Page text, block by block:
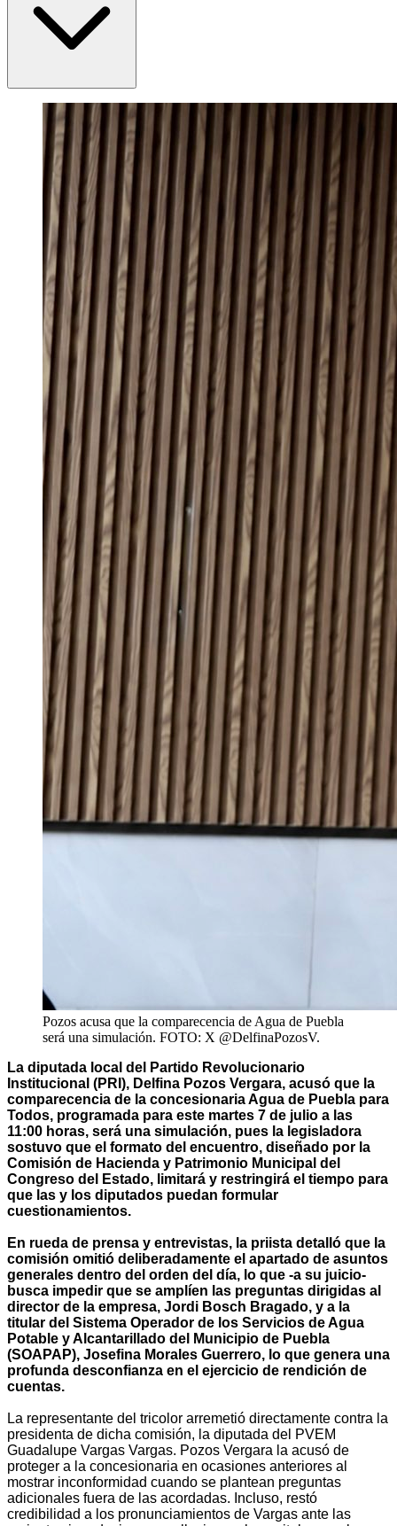
Pozos acusa que la comparecencia de Agua de Puebla
será una simulación. FOTO: X @DelfinaPozosV.
La diputada local del Partido Revolucionario
Institucional (PRI), Delfina Pozos Vergara, acusó que la
comparecencia de la concesionaria Agua de Puebla para
Todos, programada para este martes 7 de julio a las
11:00 horas, será una simulación, pues la legisladora
sostuvo que el formato del encuentro, diseñado por la
Comisión de Hacienda y Patrimonio Municipal del
Congreso del Estado, limitará y restringirá el tiempo para
que las y los diputados puedan formular
cuestionamientos.
En rueda de prensa y entrevistas, la priista detalló que la
comisión omitió deliberadamente el apartado de asuntos
generales dentro del orden del día, lo que -a su juicio-
busca impedir que se amplíen las preguntas dirigidas al
director de la empresa, Jordi Bosch Bragado, y a la
titular del Sistema Operador de los Servicios de Agua
Potable y Alcantarillado del Municipio de Puebla
(SOAPAP), Josefina Morales Guerrero, lo que genera una
profunda desconfianza en el ejercicio de rendición de
cuentas.
La representante del tricolor arremetió directamente contra la
presidenta de dicha comisión, la diputada del PVEM
Guadalupe Vargas Vargas. Pozos Vergara la acusó de
proteger a la concesionaria en ocasiones anteriores al
mostrar inconformidad cuando se plantean preguntas
adicionales fuera de las acordadas. Incluso, restó
credibilidad a los pronunciamientos de Vargas ante las